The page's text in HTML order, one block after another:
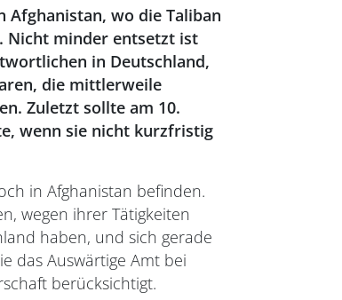
wo die Taliban
Nicht minder entsetzt ist
in Deutschland,
die mittlerweile
Zuletzt sollte am 10.
wenn sie nicht kurzfristig
in Afghanistan befinden.
wegen ihrer Tätigkeiten
haben, und sich gerade
das Auswärtige Amt bei
berücksichtigt.